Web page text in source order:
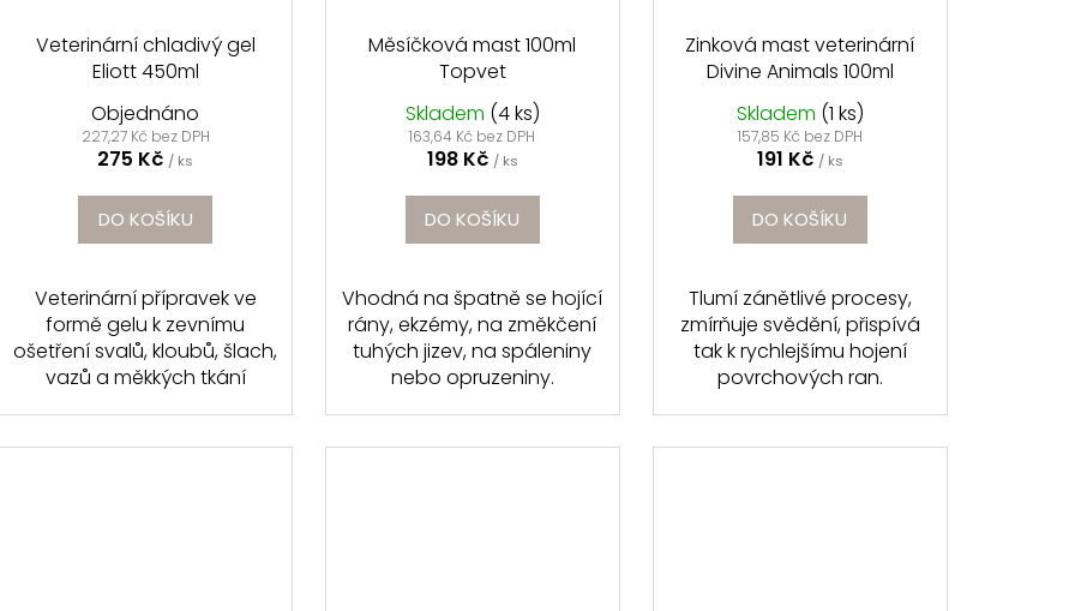
Veterinární chladivý gel
Eliott 450ml
Objednáno
227,27 Kč bez DPH
275 Kč / ks
DO KOŠÍKU
Veterinární přípravek ve
formě gelu k zevnímu
ošetření svalů, kloubů, šlach,
vazů a měkkých tkání
Měsíčková mast 100ml
Topvet
Skladem (4 ks)
163,64 Kč bez DPH
198 Kč / ks
DO KOŠÍKU
Vhodná na špatně se hojící
rány, ekzémy, na změkčení
tuhých jizev, na spáleniny
nebo opruzeniny.​
Zinková mast veterinární
Divine Animals 100ml
Skladem (1 ks)
157,85 Kč bez DPH
191 Kč / ks
DO KOŠÍKU
Tlumí zánětlivé procesy,
zmírňuje svědění, přispívá
tak k rychlejšímu hojení
povrchových ran.